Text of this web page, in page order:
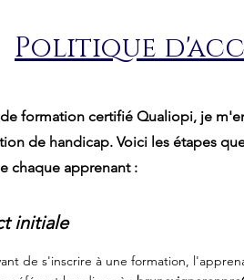
Politique
formation certifié Qualiopi, je
de handicap. Voici les étapes
chaque apprenant :
initiale
de s'inscrire à une formation,